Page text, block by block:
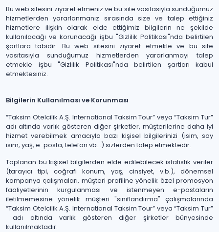
Bu web sitesini ziyaret etmeniz ve bu site vasıtasıyla sunduğumuz
hizmetlerden yararlanmanız sırasında size ve talep ettiğiniz
hizmetlere ilişkin olarak elde ettiğimiz bilgilerin ne şekilde
kullanılacağı ve korunacağı işbu "Gizlilik Politikası"nda belirtilen
şartlara tabidir. Bu web sitesini ziyaret etmekle ve bu site
vasıtasıyla sunduğumuz hizmetlerden yararlanmayı talep
etmekle işbu "Gizlilik Politikası"nda belirtilen şartları kabul
etmektesiniz.
Bilgilerin Kullanılması ve Korunması
“Taksim Otelcilik A.Ş. International Taksim Tour” veya “Taksim Tur”
adı altında varlık gösteren diğer şirketler, müşterilerine daha iyi
hizmet verebilmek amacıyla bazı kişisel bilgilerinizi (isim, soy
isim, yaş, e-posta, telefon vb…) sizlerden talep etmektedir.
Toplanan bu kişisel bilgilerden elde edilebilecek istatistik veriler
(tarayıcı tipi, coğrafi konum, yaş, cinsiyet, v.b.), dönemsel
kampanya çalışmaları, müşteri profiline yönelik özel promosyon
faaliyetlerinin kurgulanması ve istenmeyen e-postaların
iletilmemesine yönelik müşteri "sınıflandırma" çalışmalarında
“Taksim Otelcilik A.Ş. International Taksim Tour” veya “Taksim Tur”
adı altında varlık gösteren diğer şirketler bünyesinde
kullanılmaktadır.